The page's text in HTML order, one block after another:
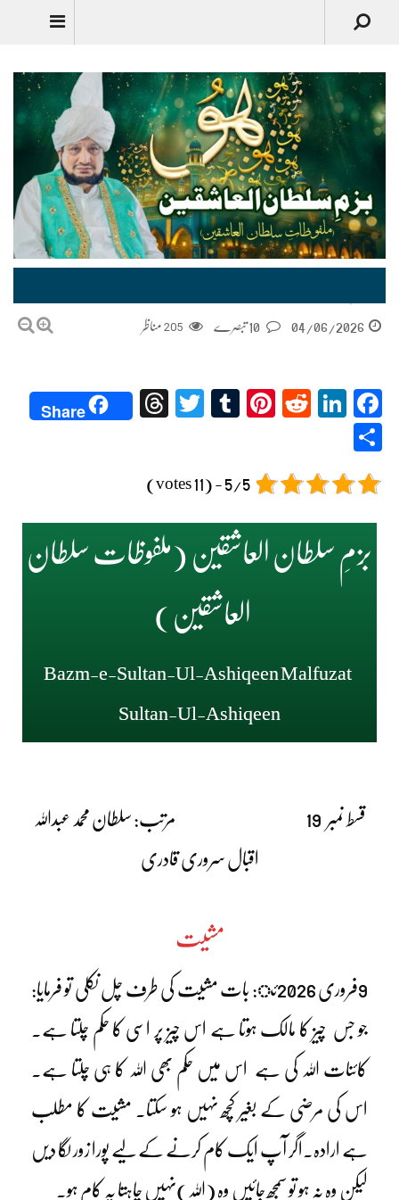
04/06/2026
205 مناظر
Facebook
LinkedIn
Reddit
Pinterest
Tumblr
Twitter
Threads
Share
5/5 - (11 votes)
بزمِ سلطان العاشقین (ملفوظات سلطان
العاشقین)
Bazm-e-Sultan-Ul-Ashiqeen Malfuzat
Sultan-Ul-Ashiqeen
قسط نمبر 19 مرتب: سلطان محمد عبداللہ
اقبال سروری قادری
مشیت
9فروری 2026ئ: بات مشیت کی طرف چل نکلی تو فرمایا:
جو جس چیز کا مالک ہوتا ہے اس چیز پر اسی کا حکم چلتا ہے۔
کائنات اللہ کی ہے اس میں حکم بھی اللہ کا ہی چلتا ہے۔
اس کی مرضی کے بغیر کچھ نہیں ہو سکتا۔ مشیت کا مطلب
ہے ارادہ۔اگر آپ ایک کام کرنے کے لیے پورا زور لگا دیں
لیکن وہ نہ ہو تو سمجھ جائیں وہ (اللہ)نہیں چاہتا یہ کام ہو۔